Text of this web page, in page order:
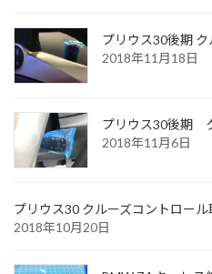
プリウス30後期
2018年11月18日
プリウス30後期
2018年11月6日
プリウス30 クルーズコントロー
2018年10月20日